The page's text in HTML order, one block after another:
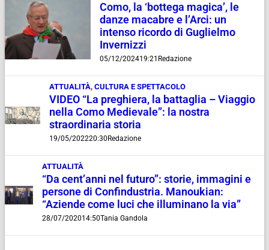
Como, la ‘bottega magica’, le
danze macabre e l’Arci: un
intenso ricordo di Guglielmo
Invernizzi
05/12/202419:21 Redazione
ATTUALITÀ, CULTURA E SPETTACOLO
VIDEO “La preghiera, la battaglia – Viaggio
nella Como Medievale”: la nostra
straordinaria storia
19/05/202220:30Redazione
ATTUALITÀ
“Da cent’anni nel futuro”: storie, immagini e
persone di Confindustria. Manoukian:
“Aziende come luci che illuminano la via”
28/07/202014:50Tania Gandola